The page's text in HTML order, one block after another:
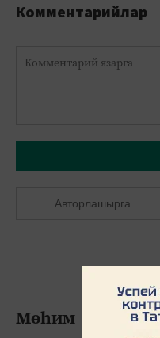
Комментарийлар
Авторлашырга
Мөһим